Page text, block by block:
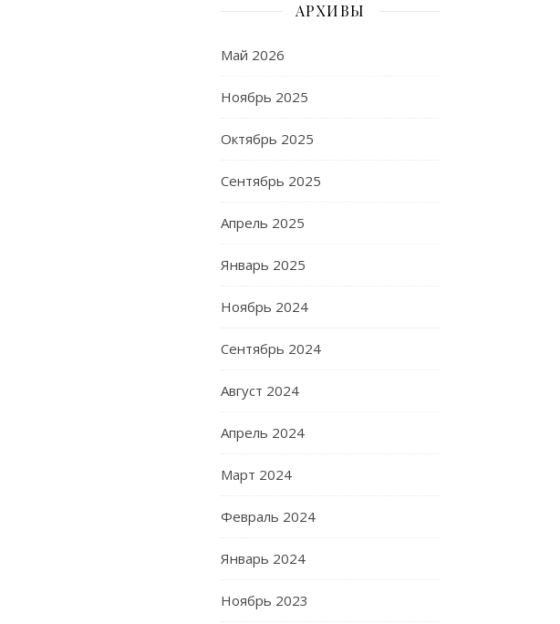
АРХИВЫ
Май 2026
Ноябрь 2025
Октябрь 2025
Сентябрь 2025
Апрель 2025
Январь 2025
Ноябрь 2024
Сентябрь 2024
Август 2024
Апрель 2024
Март 2024
Февраль 2024
Январь 2024
Ноябрь 2023